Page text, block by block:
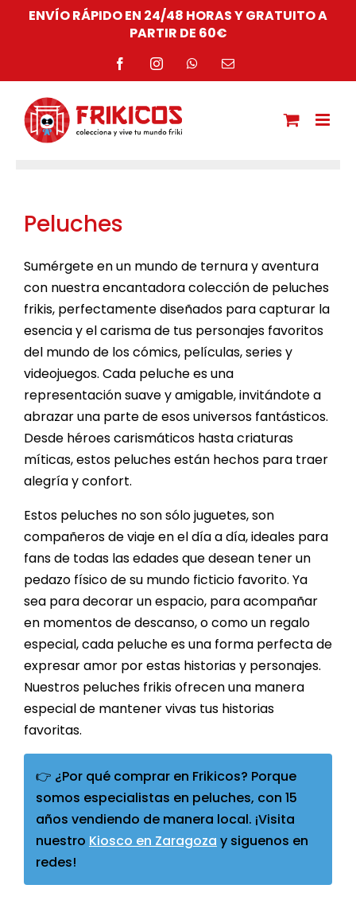
SaltarENVÍO RÁPIDO EN 24/48 HORAS Y GRATUITO A
PARTIR DE 60€
FacebookInstagramWhatsAppCorreo
Peluches
Sumérgete en un mundo de ternura y aventura
con nuestra encantadora colección de peluches
frikis, perfectamente diseñados para capturar la
esencia y el carisma de tus personajes favoritos
del mundo de los cómics, películas, series y
videojuegos. Cada peluche es una
representación suave y amigable, invitándote a
abrazar una parte de esos universos fantásticos.
Desde héroes carismáticos hasta criaturas
míticas, estos peluches están hechos para traer
alegría y confort.
Estos peluches no son sólo juguetes, son
compañeros de viaje en el día a día, ideales para
fans de todas las edades que desean tener un
pedazo físico de su mundo ficticio favorito. Ya
sea para decorar un espacio, para acompañar
en momentos de descanso, o como un regalo
especial, cada peluche es una forma perfecta de
expresar amor por estas historias y personajes.
Nuestros peluches frikis ofrecen una manera
especial de mantener vivas tus historias
favoritas.
👉 ¿Por qué comprar en Frikicos? Porque
somos especialistas en peluches, con 15
años vendiendo de manera local. ¡Visita
nuestro Kiosco en Zaragoza y siguenos en
redes!